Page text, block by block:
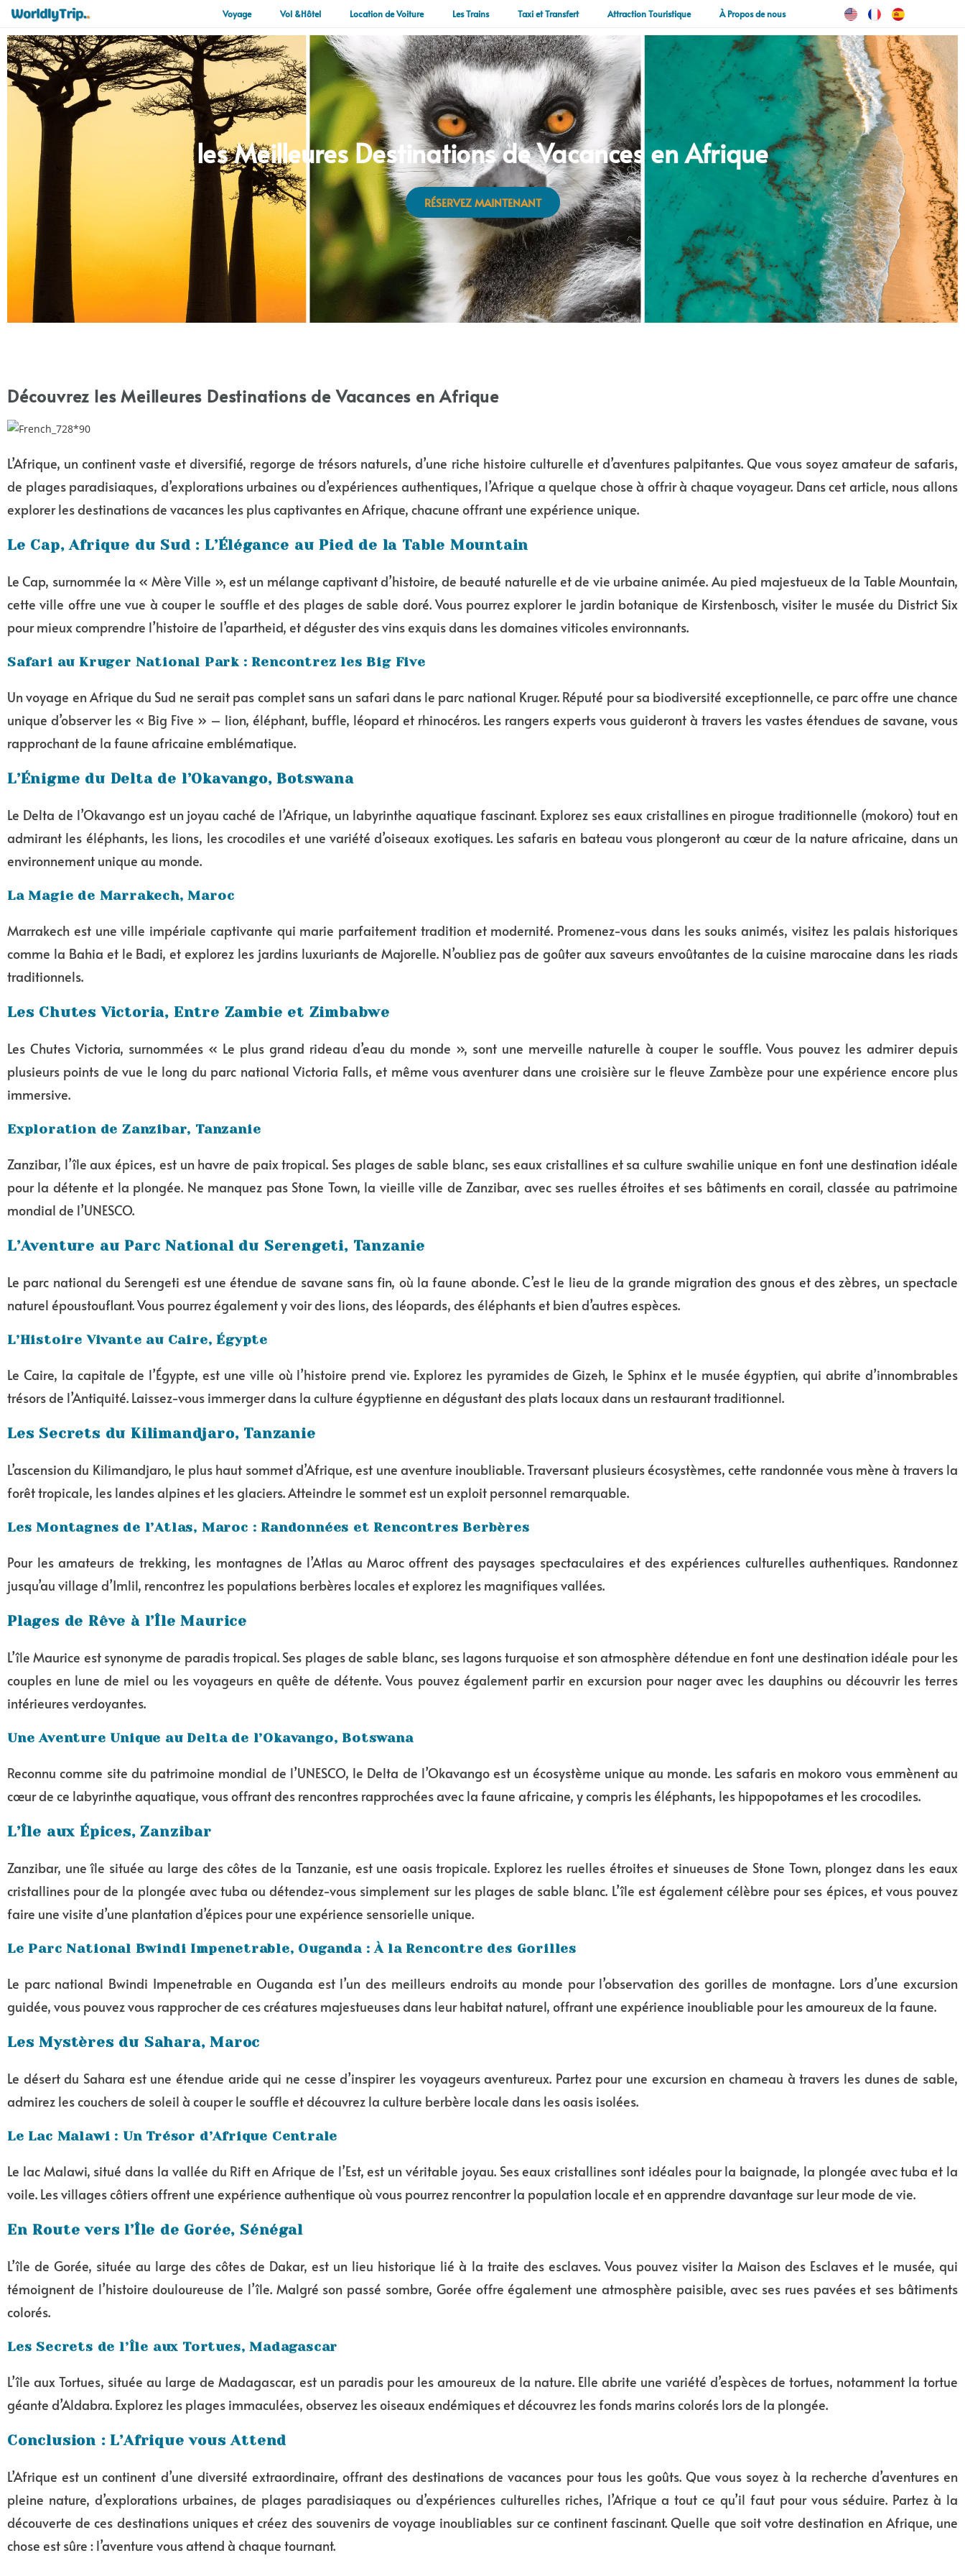
Voyage Vol &Hôtel Location de Voiture Les Trains Taxi et Transfert Attraction Touristique À Propos de nous
les Meilleures Destinations de Vacances en Afrique
RÉSERVEZ MAINTENANT
Découvrez les Meilleures Destinations de Vacances en Afrique
L’Afrique, un continent vaste et diversifié, regorge de trésors naturels, d’une riche histoire culturelle et d’aventures palpitantes. Que vous soyez amateur de safaris,
de plages paradisiaques, d’explorations urbaines ou d’expériences authentiques, l’Afrique a quelque chose à offrir à chaque voyageur. Dans cet article, nous allons
explorer les destinations de vacances les plus captivantes en Afrique, chacune offrant une expérience unique.
Le Cap, Afrique du Sud : L’Élégance au Pied de la Table Mountain
Le Cap, surnommée la « Mère Ville », est un mélange captivant d’histoire, de beauté naturelle et de vie urbaine animée. Au pied majestueux de la Table Mountain,
cette ville offre une vue à couper le souffle et des plages de sable doré. Vous pourrez explorer le jardin botanique de Kirstenbosch, visiter le musée du District Six
pour mieux comprendre l’histoire de l’apartheid, et déguster des vins exquis dans les domaines viticoles environnants.
Safari au Kruger National Park : Rencontrez les Big Five
Un voyage en Afrique du Sud ne serait pas complet sans un safari dans le parc national Kruger. Réputé pour sa biodiversité exceptionnelle, ce parc offre une chance
unique d’observer les « Big Five » – lion, éléphant, buffle, léopard et rhinocéros. Les rangers experts vous guideront à travers les vastes étendues de savane, vous
rapprochant de la faune africaine emblématique.
L’Énigme du Delta de l’Okavango, Botswana
Le Delta de l’Okavango est un joyau caché de l’Afrique, un labyrinthe aquatique fascinant. Explorez ses eaux cristallines en pirogue traditionnelle (mokoro) tout en
admirant les éléphants, les lions, les crocodiles et une variété d’oiseaux exotiques. Les safaris en bateau vous plongeront au cœur de la nature africaine, dans un
environnement unique au monde.
La Magie de Marrakech, Maroc
Marrakech est une ville impériale captivante qui marie parfaitement tradition et modernité. Promenez-vous dans les souks animés, visitez les palais historiques
comme la Bahia et le Badi, et explorez les jardins luxuriants de Majorelle. N’oubliez pas de goûter aux saveurs envoûtantes de la cuisine marocaine dans les riads
traditionnels.
Les Chutes Victoria, Entre Zambie et Zimbabwe
Les Chutes Victoria, surnommées « Le plus grand rideau d’eau du monde », sont une merveille naturelle à couper le souffle. Vous pouvez les admirer depuis
plusieurs points de vue le long du parc national Victoria Falls, et même vous aventurer dans une croisière sur le fleuve Zambèze pour une expérience encore plus
immersive.
Exploration de Zanzibar, Tanzanie
Zanzibar, l’île aux épices, est un havre de paix tropical. Ses plages de sable blanc, ses eaux cristallines et sa culture swahilie unique en font une destination idéale
pour la détente et la plongée. Ne manquez pas Stone Town, la vieille ville de Zanzibar, avec ses ruelles étroites et ses bâtiments en corail, classée au patrimoine
mondial de l’UNESCO.
L’Aventure au Parc National du Serengeti, Tanzanie
Le parc national du Serengeti est une étendue de savane sans fin, où la faune abonde. C’est le lieu de la grande migration des gnous et des zèbres, un spectacle
naturel époustouflant. Vous pourrez également y voir des lions, des léopards, des éléphants et bien d’autres espèces.
L’Histoire Vivante au Caire, Égypte
Le Caire, la capitale de l’Égypte, est une ville où l’histoire prend vie. Explorez les pyramides de Gizeh, le Sphinx et le musée égyptien, qui abrite d’innombrables
trésors de l’Antiquité. Laissez-vous immerger dans la culture égyptienne en dégustant des plats locaux dans un restaurant traditionnel.
Les Secrets du Kilimandjaro, Tanzanie
L’ascension du Kilimandjaro, le plus haut sommet d’Afrique, est une aventure inoubliable. Traversant plusieurs écosystèmes, cette randonnée vous mène à travers la
forêt tropicale, les landes alpines et les glaciers. Atteindre le sommet est un exploit personnel remarquable.
Les Montagnes de l’Atlas, Maroc : Randonnées et Rencontres Berbères
Pour les amateurs de trekking, les montagnes de l’Atlas au Maroc offrent des paysages spectaculaires et des expériences culturelles authentiques. Randonnez
jusqu’au village d’Imlil, rencontrez les populations berbères locales et explorez les magnifiques vallées.
Plages de Rêve à l’Île Maurice
L’île Maurice est synonyme de paradis tropical. Ses plages de sable blanc, ses lagons turquoise et son atmosphère détendue en font une destination idéale pour les
couples en lune de miel ou les voyageurs en quête de détente. Vous pouvez également partir en excursion pour nager avec les dauphins ou découvrir les terres
intérieures verdoyantes.
Une Aventure Unique au Delta de l’Okavango, Botswana
Reconnu comme site du patrimoine mondial de l’UNESCO, le Delta de l’Okavango est un écosystème unique au monde. Les safaris en mokoro vous emmènent au
cœur de ce labyrinthe aquatique, vous offrant des rencontres rapprochées avec la faune africaine, y compris les éléphants, les hippopotames et les crocodiles.
L’Île aux Épices, Zanzibar
Zanzibar, une île située au large des côtes de la Tanzanie, est une oasis tropicale. Explorez les ruelles étroites et sinueuses de Stone Town, plongez dans les eaux
cristallines pour de la plongée avec tuba ou détendez-vous simplement sur les plages de sable blanc. L’île est également célèbre pour ses épices, et vous pouvez
faire une visite d’une plantation d’épices pour une expérience sensorielle unique.
Le Parc National Bwindi Impenetrable, Ouganda : À la Rencontre des Gorilles
Le parc national Bwindi Impenetrable en Ouganda est l’un des meilleurs endroits au monde pour l’observation des gorilles de montagne. Lors d’une excursion
guidée, vous pouvez vous rapprocher de ces créatures majestueuses dans leur habitat naturel, offrant une expérience inoubliable pour les amoureux de la faune.
Les Mystères du Sahara, Maroc
Le désert du Sahara est une étendue aride qui ne cesse d’inspirer les voyageurs aventureux. Partez pour une excursion en chameau à travers les dunes de sable,
admirez les couchers de soleil à couper le souffle et découvrez la culture berbère locale dans les oasis isolées.
Le Lac Malawi : Un Trésor d’Afrique Centrale
Le lac Malawi, situé dans la vallée du Rift en Afrique de l’Est, est un véritable joyau. Ses eaux cristallines sont idéales pour la baignade, la plongée avec tuba et la
voile. Les villages côtiers offrent une expérience authentique où vous pourrez rencontrer la population locale et en apprendre davantage sur leur mode de vie.
En Route vers l’Île de Gorée, Sénégal
L’île de Gorée, située au large des côtes de Dakar, est un lieu historique lié à la traite des esclaves. Vous pouvez visiter la Maison des Esclaves et le musée, qui
témoignent de l’histoire douloureuse de l’île. Malgré son passé sombre, Gorée offre également une atmosphère paisible, avec ses rues pavées et ses bâtiments
colorés.
Les Secrets de l’Île aux Tortues, Madagascar
L’île aux Tortues, située au large de Madagascar, est un paradis pour les amoureux de la nature. Elle abrite une variété d’espèces de tortues, notamment la tortue
géante d’Aldabra. Explorez les plages immaculées, observez les oiseaux endémiques et découvrez les fonds marins colorés lors de la plongée.
Conclusion : L’Afrique vous Attend
L’Afrique est un continent d’une diversité extraordinaire, offrant des destinations de vacances pour tous les goûts. Que vous soyez à la recherche d’aventures en
pleine nature, d’explorations urbaines, de plages paradisiaques ou d’expériences culturelles riches, l’Afrique a tout ce qu’il faut pour vous séduire. Partez à la
découverte de ces destinations uniques et créez des souvenirs de voyage inoubliables sur ce continent fascinant. Quelle que soit votre destination en Afrique, une
chose est sûre : l’aventure vous attend à chaque tournant.